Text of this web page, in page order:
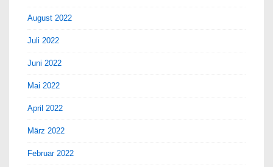
August 2022
Juli 2022
Juni 2022
Mai 2022
April 2022
März 2022
Februar 2022